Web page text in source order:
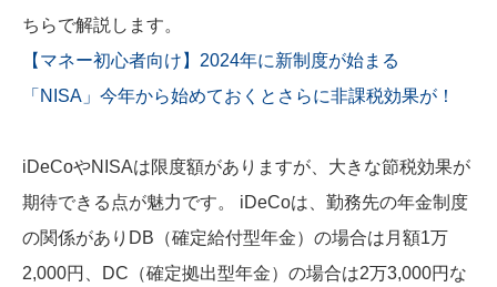
ちらで解説します。
【マネー初心者向け】2024年に新制度が始まる
「NISA」今年から始めておくとさらに非課税効果が！
iDeCoやNISAは限度額がありますが、大きな節税効果が
期待できる点が魅力です。 iDeCoは、勤務先の年金制度
の関係がありDB（確定給付型年金）の場合は月額1万
2,000円、DC（確定拠出型年金）の場合は2万3,000円な